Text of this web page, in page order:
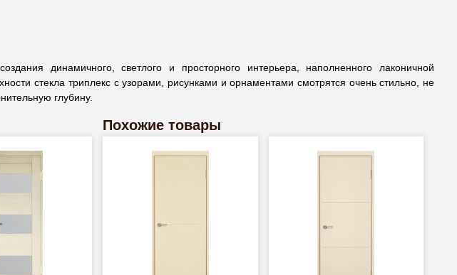
динамичного, светлого и просторного интерьера, наполненного лаконичной
стекла триплекс с узорами, рисунками и орнаментами смотрятся очень стильно, не
глубину.
Похожие товары